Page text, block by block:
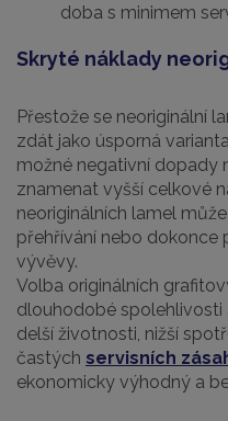
doba s minimem
Skryté náklady
Přestože se neoriginální
zdát jako úsporná
možné negativní dopady
znamenat vyšší celkové
neoriginálních lamel
přehřívání nebo dokonce
vývěvy.
Volba originálních
dlouhodobé spolehlivosti
delší životnosti, nižší
častých servisních
ekonomicky výhodný a